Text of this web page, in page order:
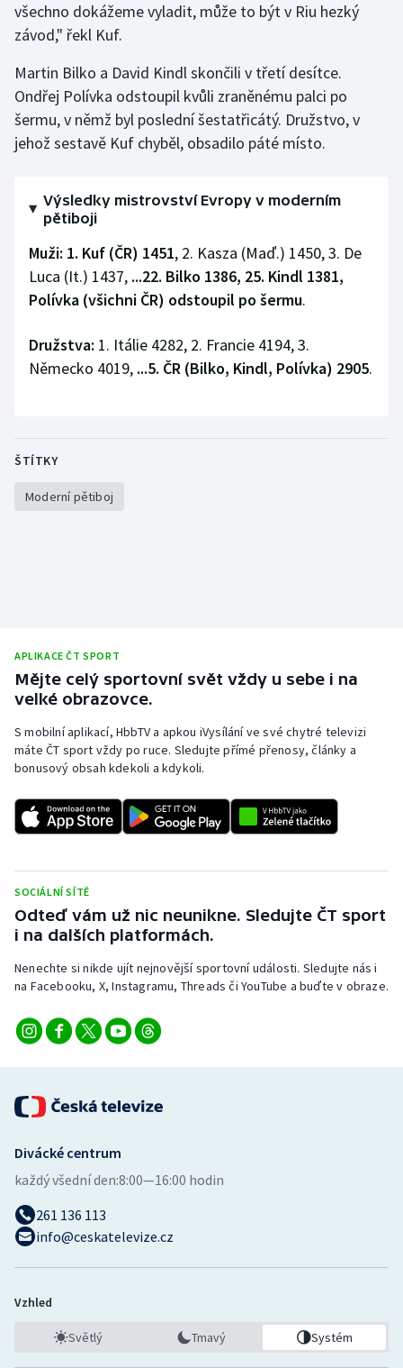
Volejbal
Ostatní
všechno dokážeme vyladit, může to být v Riu hezký
závod," řekl Kuf.
Martin Bilko a David Kindl skončili v třetí desítce.
Ondřej Polívka odstoupil kvůli zraněnému palci po
šermu, v němž byl poslední šestatřicátý. Družstvo, v
jehož sestavě Kuf chyběl, obsadilo páté místo.
Výsledky mistrovství Evropy v moderním
pětiboji
Muži: 1. Kuf (ČR) 1451, 2. Kasza (Maď.) 1450, 3. De
Luca (It.) 1437, ...22. Bilko 1386, 25. Kindl 1381,
Polívka (všichni ČR) odstoupil po šermu.
Družstva: 1. Itálie 4282, 2. Francie 4194, 3.
Německo 4019, ...5. ČR (Bilko, Kindl, Polívka) 2905.
ŠTÍTKY
Moderní pětiboj
APLIKACE ČT SPORT
Mějte celý sportovní svět vždy u sebe i na
velké obrazovce.
S mobilní aplikací, HbbTV a apkou iVysílání ve své chytré televizi
máte ČT sport vždy po ruce. Sledujte přímé přenosy, články a
bonusový obsah kdekoli a kdykoli.
SOCIÁLNÍ SÍTĚ
Odteď vám už nic neunikne. Sledujte ČT sport
i na dalších platformách.
Nenechte si nikde ujít nejnovější sportovní události. Sledujte nás i
na Facebooku, X, Instagramu, Threads či YouTube a buďte v obraze.
Divácké centrum
každý všední den:8:00—16:00 hodin
261 136 113
info@ceskatelevize.cz
Vzhled
Světlý Tmavý Systém